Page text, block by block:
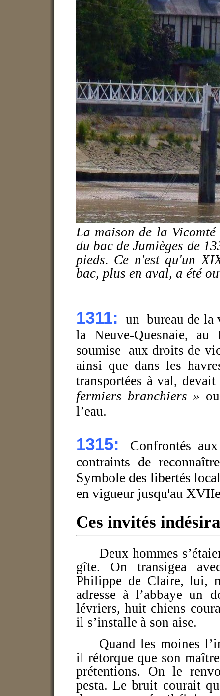
La maison de la
du bac de Jumièges de
pieds. Ce n'est qu'un
bac, plus en aval, a été
1311: un bureau de la
la Neuve-Quesnaie,
soumise aux droits de
ainsi que dans les
transportées à val,
fermiers branchiers »
l’eau.
1315:
Confrontés
contraints de
Symbole des libertés
en vigueur jusqu'au
Ces invités
Deux hommes
gîte. On transigea
Philippe de Claire, lui,
adresse à l’abbaye un
lévriers, huit chiens
il s’installe à son aise.
Quand les moines
il rétorque que son
prétentions. On le
pesta. Le bruit courait